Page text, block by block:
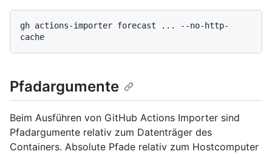
gh actions-importer forecast ... --no-http-
Pfadargumente
Beim Ausführen von GitHub Actions Importer sind
Pfadargumente relativ zum Datenträger des
Containers. Absolute Pfade relativ zum Hostcomputer